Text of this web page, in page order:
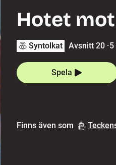
Hotet
Syntolkat Avsnitt 20 ·5
Spela
Finns även som